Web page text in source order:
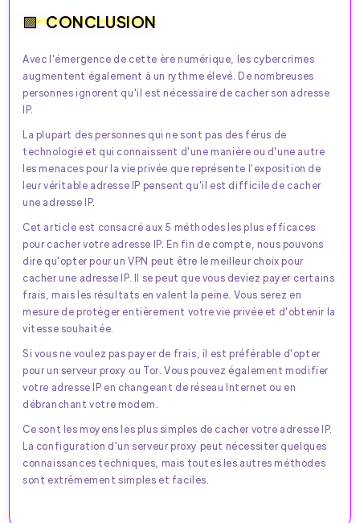
CONCLUSION
Avec l'émergence de cette ère numérique, les cybercrimes
augmentent également à un rythme élevé. De nombreuses
personnes ignorent qu'il est nécessaire de cacher son adresse
IP.
La plupart des personnes qui ne sont pas des férus de
technologie et qui connaissent d'une manière ou d'une autre
les menaces pour la vie privée que représente l'exposition de
leur véritable adresse IP pensent qu'il est difficile de cacher
une adresse IP.
Cet article est consacré aux 5 méthodes les plus efficaces
pour cacher votre adresse IP. En fin de compte, nous pouvons
dire qu'opter pour un VPN peut être le meilleur choix pour
cacher une adresse IP. Il se peut que vous deviez payer certains
frais, mais les résultats en valent la peine. Vous serez en
mesure de protéger entièrement votre vie privée et d'obtenir la
vitesse souhaitée.
Si vous ne voulez pas payer de frais, il est préférable d'opter
pour un serveur proxy ou Tor. Vous pouvez également modifier
votre adresse IP en changeant de réseau Internet ou en
débranchant votre modem.
Ce sont les moyens les plus simples de cacher votre adresse IP.
La configuration d'un serveur proxy peut nécessiter quelques
connaissances techniques, mais toutes les autres méthodes
sont extrêmement simples et faciles.